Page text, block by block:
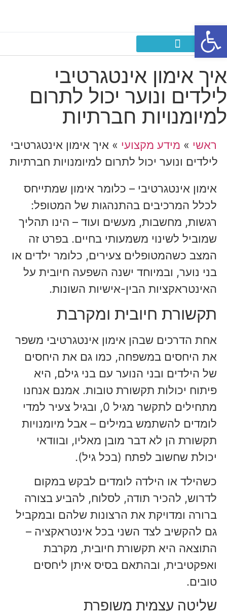
איך אימון אינטגרטיבי
לילדים ונוער יכול לתרום
למיומנויות חברתיות
ראשי » מידע מקצועי » איך אימון אינטגרטיבי
לילדים ונוער יכול לתרום למיומנויות חברתיות
אימון אינטגרטיבי – כלומר אימון שמתייחס
לכלל המרכיבים בהתנהגות של המטופל:
רגשות, מחשבות, מעשים ועוד – הינו תהליך
שמוביל לשינוי משמעותי בחיים. בפרט זה
המצב כשהמטופלים צעירים, כלומר ילדים או
בני נוער, ובמיוחד ישנה השפעה חיובית על
האינטראקציות הבין-אישיות השונות.
תקשורת חיובית ומקרבת
אחת הדרכים שבהן אימון אינטגרטיבי משפר
את היחסים במשפחה, כמו גם את היחסים
של הילדים ובני הנוער עם בני גילם, היא
פיתוח יכולות תקשורת טובות. אמנם אנחנו
מתחילים לתקשר מגיל 0, ובגיל צעיר למדי
לומדים להשתמש במילים – אבל מיומנויות
תקשורת הן לא דבר מובן מאליו, ובוודאי
יכולת שחשוב לפתח (בכל גיל).
כשהילד או הילדה לומדים לבקש במקום
לדרוש, להכיר תודה, לסלוח, להביע בצורה
ברורה ומדויקת את הרצונות שלהם ובמקביל
גם להקשיב לצד השני בכל אינטראקציה –
התוצאה היא תקשורת חיובית, מקרבת
ואפקטיבית, ובהתאם בסיס איתן ליחסים
טובים.
שליטה עצמית משופרת
פתח סרגל נגישות